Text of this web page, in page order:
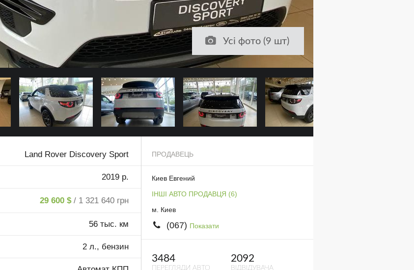
Усі фото (9 шт)
Land Rover Discovery Sport
2019 р.
29 600 $ / 1 321 640 грн
56 тыс. км
2 л., бензин
ПРОДАВЕЦЬ
Киев Евгений
ІНШІ АВТО ПРОДАВЦЯ (6)
м. Киев
(067) Показати
3484
ПЕРЕГЛЯДИ АВТО
2092
ВІДВІДУВАЧА